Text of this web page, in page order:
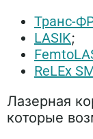
Транс-
LASIK;
ReLEx
Лазерная
которые